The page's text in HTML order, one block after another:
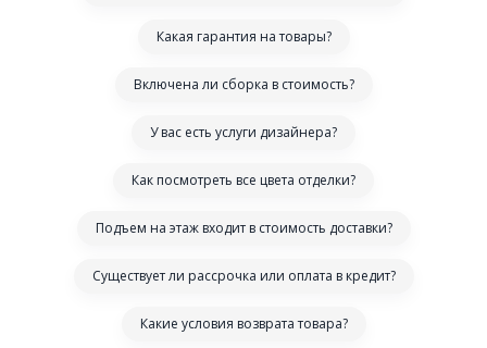
Какая гарантия на товары?
Включена ли сборка в стоимость?
У вас есть услуги дизайнера?
Как посмотреть все цвета отделки?
Подъем на этаж входит в стоимость доставки?
Существует ли рассрочка или оплата в кредит?
Какие условия возврата товара?